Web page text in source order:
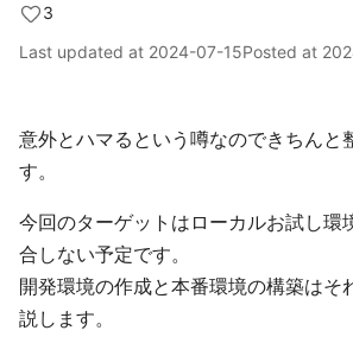
3
Last updated at 2024-07-15Posted at
意外とハマるという噂なのできちんと
す。
今回のターゲットはローカルお試し環
合しない予定です。
開発環境の作成と本番環境の構築はそ
説します。